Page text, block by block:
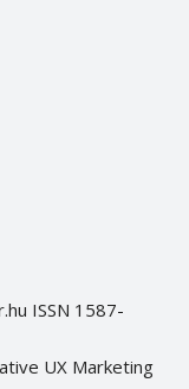
ISSN 1587-
UX Marketing